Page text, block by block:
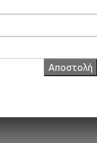
Αποστολή